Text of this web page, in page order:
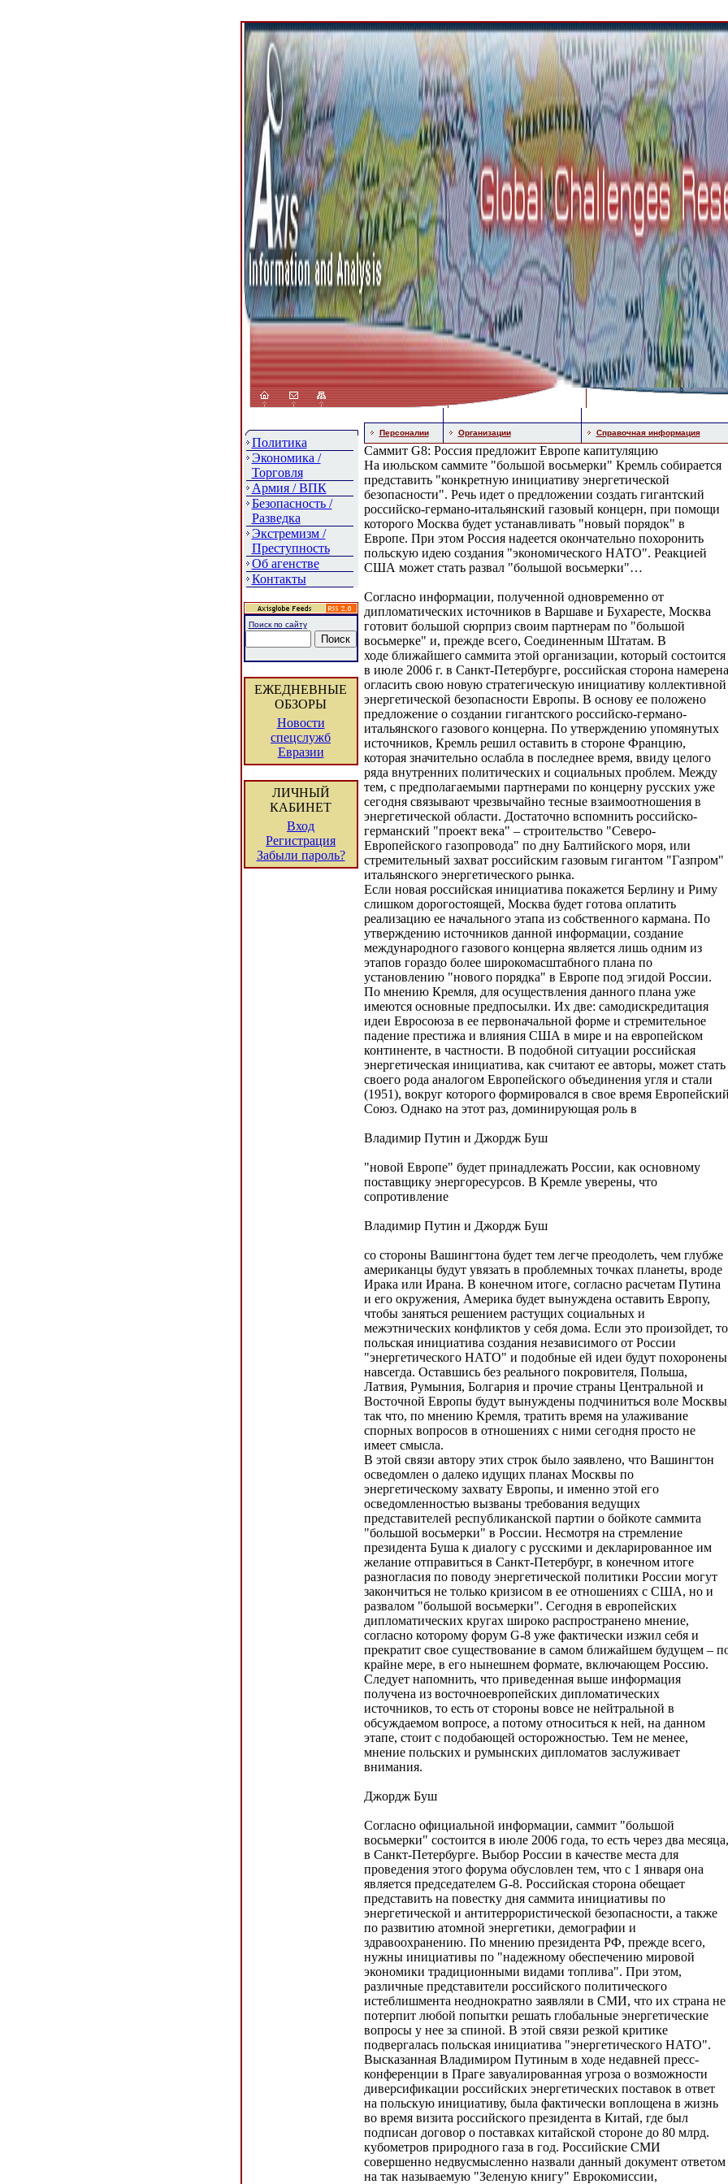
Политика
Экономика /
Торговля
Армия / ВПК
Безопасность /
Разведка
Экстремизм /
Преступность
Об агенстве
Контакты
Поиск по сайту
ЕЖЕДНЕВНЫЕ
ОБЗОРЫ
Новости
спецслужб
Евразии
ЛИЧНЫЙ
КАБИНЕТ
Вход
Регистрация
Забыли пароль?
Персоналии Организации Справочная информация
Саммит G8: Россия предложит Европе капитуляцию
На июльском саммите "большой восьмерки" Кремль собирается
представить "конкретную инициативу энергетической
безопасности". Речь идет о предложении создать гигантский
российско-германо-итальянский газовый концерн, при помощи
которого Москва будет устанавливать "новый порядок" в
Европе. При этом Россия надеется окончательно похоронить
польскую идею создания "экономического НАТО". Реакцией
США может стать развал "большой восьмерки"…
Согласно информации, полученной одновременно от
дипломатических источников в Варшаве и Бухаресте, Москва
готовит большой сюрприз своим партнерам по "большой
восьмерке" и, прежде всего, Соединенным Штатам. В
ходе ближайшего саммита этой организации, который состоится
в июле 2006 г. в Санкт-Петербурге, российская сторона намерена
огласить свою новую стратегическую инициативу коллективной
энергетической безопасности Европы. В основу ее положено
предложение о создании гигантского российско-германо-
итальянского газового концерна. По утверждению упомянутых
источников, Кремль решил оставить в стороне Францию,
которая значительно ослабла в последнее время, ввиду целого
ряда внутренних политических и социальных проблем. Между
тем, с предполагаемыми партнерами по концерну русских уже
сегодня связывают чрезвычайно тесные взаимоотношения в
энергетической области. Достаточно вспомнить российско-
германский "проект века" – строительство "Северо-
Европейского газопровода" по дну Балтийского моря, или
стремительный захват российским газовым гигантом "Газпром"
итальянского энергетического рынка.
Если новая российская инициатива покажется Берлину и Риму
слишком дорогостоящей, Москва будет готова оплатить
реализацию ее начального этапа из собственного кармана. По
утверждению источников данной информации, создание
международного газового концерна является лишь одним из
этапов гораздо более широкомасштабного плана по
установлению "нового порядка" в Европе под эгидой России.
По мнению Кремля, для осуществления данного плана уже
имеются основные предпосылки. Их две: самодискредитация
идеи Евросоюза в ее первоначальной форме и стремительное
падение престижа и влияния США в мире и на европейском
континенте, в частности. В подобной ситуации российская
энергетическая инициатива, как считают ее авторы, может стать
своего рода аналогом Европейского объединения угля и стали
(1951), вокруг которого формировался в свое время
Союз. Однако на этот раз, доминирующая роль в
Владимир Путин и Джордж Буш
"новой Европе" будет принадлежать России, как основному
поставщику энергоресурсов. В Кремле уверены, что
сопротивление
Владимир Путин и Джордж Буш
со стороны Вашингтона будет тем легче преодолеть, чем глубже
американцы будут увязать в проблемных точках планеты, вроде
Ирака или Ирана. В конечном итоге, согласно расчетам Путина
и его окружения, Америка будет вынуждена оставить Европу,
чтобы заняться решением растущих социальных и
межэтнических конфликтов у себя дома. Если это произойдет, то
польская инициатива создания независимого от России
"энергетического НАТО" и подобные ей идеи будут похоронены
навсегда. Оставшись без реального покровителя, Польша,
Латвия, Румыния, Болгария и прочие страны Центральной и
Восточной Европы будут вынуждены подчиниться воле
так что, по мнению Кремля, тратить время на улаживание
спорных вопросов в отношениях с ними сегодня просто не
имеет смысла.
В этой связи автору этих строк было заявлено, что Вашингтон
осведомлен о далеко идущих планах Москвы по
энергетическому захвату Европы, и именно этой его
осведомленностью вызваны требования ведущих
представителей республиканской партии о бойкоте саммита
"большой восьмерки" в России. Несмотря на стремление
президента Буша к диалогу с русскими и декларированное им
желание отправиться в Санкт-Петербург, в конечном итоге
разногласия по поводу энергетической политики России могут
закончиться не только кризисом в ее отношениях с США, но и
развалом "большой восьмерки". Сегодня в европейских
дипломатических кругах широко распространено мнение,
согласно которому форум G-8 уже фактически изжил себя и
прекратит свое существование в самом ближайшем будущем –
крайне мере, в его нынешнем формате, включающем Россию.
Следует напомнить, что приведенная выше информация
получена из восточноевропейских дипломатических
источников, то есть от стороны вовсе не нейтральной в
обсуждаемом вопросе, а потому относиться к ней, на данном
этапе, стоит с подобающей осторожностью. Тем не менее,
мнение польских и румынских дипломатов заслуживает
внимания.
Джордж Буш
Согласно официальной информации, саммит "большой
восьмерки" состоится в июле 2006 года, то есть через два месяца,
в Санкт-Петербурге. Выбор России в качестве места для
проведения этого форума обусловлен тем, что с 1 января она
является председателем G-8. Российская сторона обещает
представить на повестку дня саммита инициативы по
энергетической и антитеррористической безопасности, а также
по развитию атомной энергетики, демографии и
здравоохранению. По мнению президента РФ, прежде всего,
нужны инициативы по "надежному обеспечению мировой
экономики традиционными видами топлива". При этом,
различные представители российского политического
истеблишмента неоднократно заявляли в СМИ, что их страна не
потерпит любой попытки решать глобальные энергетические
вопросы у нее за спиной. В этой связи резкой критике
подвергалась польская инициатива "энергетического НАТО".
Высказанная Владимиром Путиным в ходе недавней пресс-
конференции в Праге завуалированная угроза о возможности
диверсификации российских энергетических поставок в ответ
на польскую инициативу, была фактически воплощена в жизнь
во время визита российского президента в Китай, где был
подписан договор о поставках китайской стороне до 80 млрд.
кубометров природного газа в год. Российские СМИ
совершенно недвусмысленно назвали данный документ ответом
на так называемую "Зеленую книгу" Еврокомиссии,